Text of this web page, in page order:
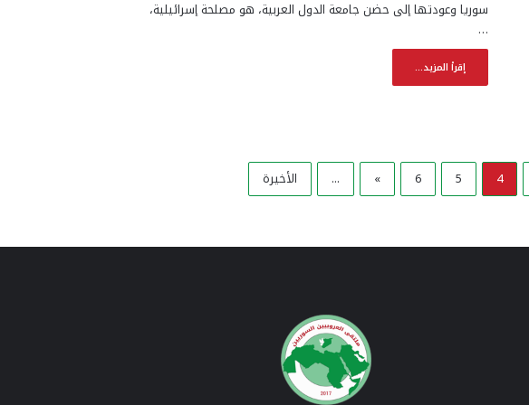
سوريا وعودتها إلى حضن جامعة الدول العربية، هو مصلحة إسرائيلية،
…
إقرأ المزيد...
4
5
6
»
... الأخيرة